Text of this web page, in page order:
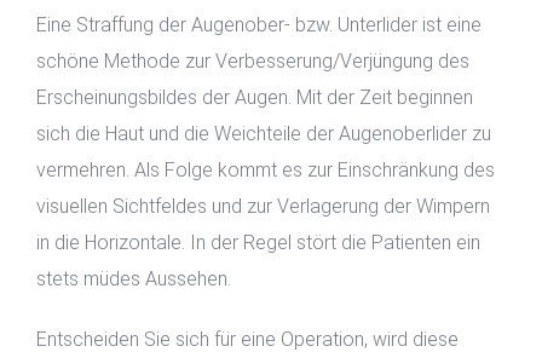
Eine Straffung der Augenober- bzw. Unterlider ist eine
schöne Methode zur Verbesserung/Verjüngung des
Erscheinungsbildes der Augen. Mit der Zeit beginnen
sich die Haut und die Weichteile der Augenoberlider zu
vermehren. Als Folge kommt es zur Einschränkung des
visuellen Sichtfeldes und zur Verlagerung der Wimpern
in die Horizontale. In der Regel stört die Patienten ein
stets müdes Aussehen.
Entscheiden Sie sich für eine Operation, wird diese